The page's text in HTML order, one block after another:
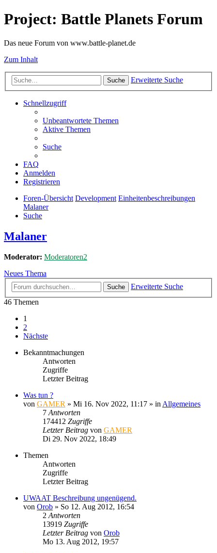
Project: Battle Planets Forum
Das neue Forum von www.battle-planet.de
Zum Inhalt
Suche Erweiterte Suche
Schnellzugriff
Unbeantwortete Themen
Aktive Themen
Suche
FAQ
Anmelden
Registrieren
Foren-Übersicht Development Einheitenbeschreibungen
Malaner
Suche
Malaner
Moderator: Moderatoren2
Neues Thema
Suche
Erweiterte Suche
46 Themen
1
2
Nächste
Bekanntmachungen
Antworten
Zugriffe
Letzter Beitrag
Was tun ?
von GAMER » Mi 16. Nov 2022, 11:17 » in Allgemeines
7 Antworten
174412 Zugriffe
Letzter Beitrag von GAMER
Di 29. Nov 2022, 18:49
Themen
Antworten
Zugriffe
Letzter Beitrag
UWAAT Beschreibung ungenügend.
von Orob » So 12. Aug 2012, 16:54
2 Antworten
13919 Zugriffe
Letzter Beitrag von Orob
Mo 13. Aug 2012, 19:57